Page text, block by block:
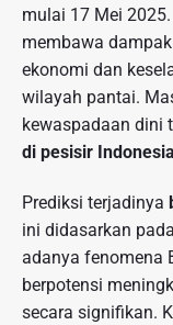
mulai 17 Mei
membawa
ekonomi dan
wilayah pantai.
kewaspadaan dini
di pesisir Indonesia
Prediksi terjadinya
ini didasarkan
adanya fenomena
berpotensi
secara signifikan.